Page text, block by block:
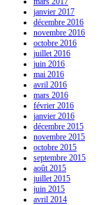
janvier 2017
décembre 2016
novembre 2016
octobre 2016
juillet 2016
juin 2016
mai 2016
avril 2016
mars 2016
février 2016
janvier 2016
décembre 2015
novembre 2015
octobre 2015
septembre 2015
août 2015
juillet 2015
juin 2015
avril 2014